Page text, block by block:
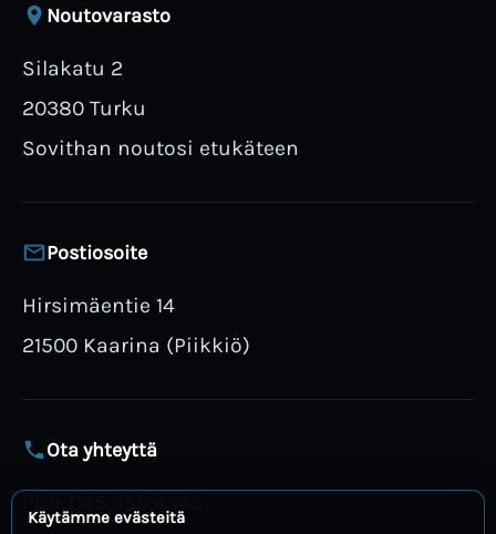
Noutovarasto
Silakatu 2
20380 Turku
Sovithan noutosi etukäteen
Postiosoite
Hirsimäentie 14
21500 Kaarina (Piikkiö)
Ota yhteyttä
Käytämme evästeitä